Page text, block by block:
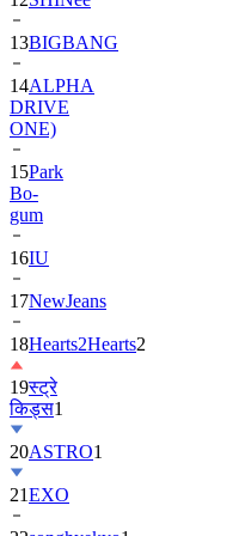
13BIGBANG
14ALPHA
DRIVE
ONE)
15Park
Bo-
gum
16IU
17NewJeans
18Hearts2Hearts2
19स्ट्रे
किड्स1
20ASTRO1
21EXO